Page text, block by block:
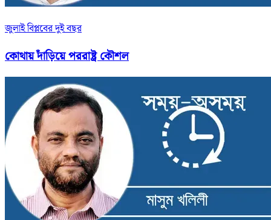
জুলাই বিপ্লবের দুই বছর
কোথায় দাঁড়িয়ে পররাষ্ট্র কৌশল